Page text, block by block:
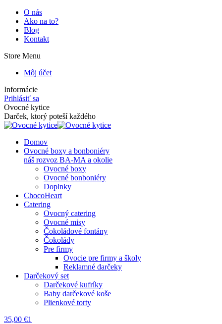
Skip
content
O nás
Ako na to?
Blog
Kontakt
Store Menu
Môj účet
Informácie
Prihlásiť sa
Facebook
page
opens
new
window
Instagram
page
opens
new
window
Ovocné kytice
Darček, ktorý poteší každého
Domov
Ovocné boxy a bonboniéry
náš rozvoz BA-MA a okolie
Ovocné boxy
Ovocné bonboniéry
Doplnky
ChocoHeart
Catering
Ovocný catering
Ovocné misy
Čokoládové fontány
Čokolády
Pre firmy
Ovocie pre firmy a školy
Reklamné darčeky
Darčekový set
Darčekové kufríky
Baby darčekové koše
Plienkové torty
35,00 €1